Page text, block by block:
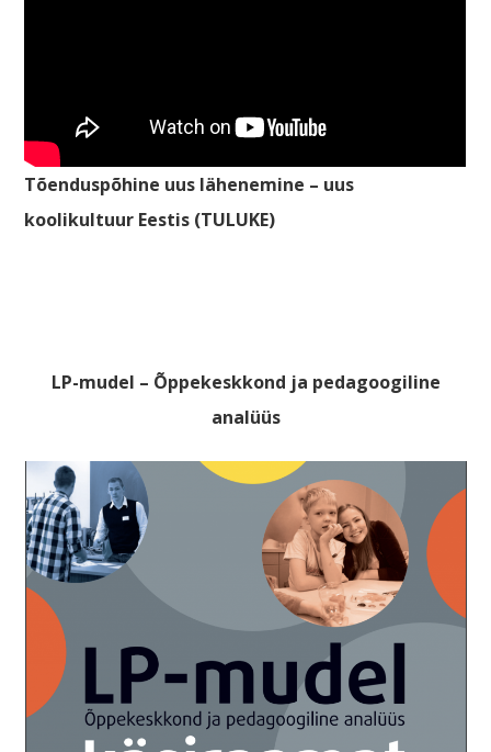
Tõenduspõhine uus lähenemine – uus
koolikultuur Eestis (TULUKE)
LP-mudel – Õppekeskkond ja pedagoogiline
analüüs